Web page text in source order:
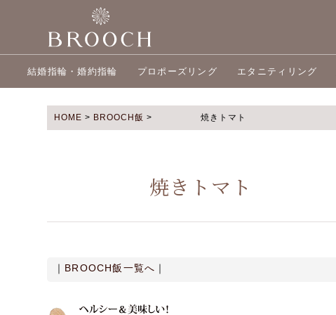
結婚指輪・婚約指輪 プロポーズリング エタニティリング
HOME > BROOCH飯 > 焼きトマト
焼きトマト
｜ BROOCH飯一覧へ ｜